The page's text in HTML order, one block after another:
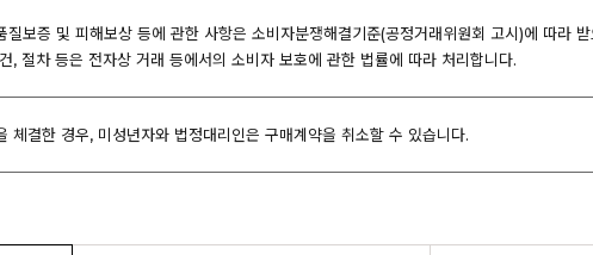
보증 및 피해보상 등에 관한 사항은 소비자분쟁해결기준(공정거래위원회 고시)에 따라
, 절차 등은 전자상 거래 등에서의 소비자 보호에 관한 법률에 따라 처리합니다.
체결한 경우, 미성년자와 법정대리인은 구매계약을 취소할 수 있습니다.